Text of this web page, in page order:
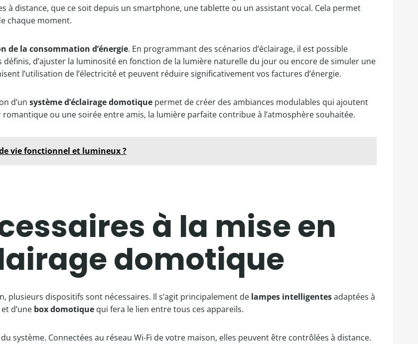
à distance, que ce soit depuis un smartphone, une tablette ou un assistant vocal. Cela permet
chaque moment.
de la consommation d’énergie. En programmant des scénarios d’éclairage, il est possible
d’ajuster la luminosité en fonction de la lumière naturelle du jour ou encore de simuler une
l’utilisation de l’électricité et peuvent réduire significativement vos factures d’énergie.
d’un système d’éclairage domotique permet de créer des ambiances modulables qui ajoutent
ou une soirée entre amis, la lumière parfaite contribue à l’atmosphère souhaitée.
vie fonctionnel et lumineux ?
à la mise en
domotique
dispositifs sont nécessaires. Il s’agit principalement de lampes intelligentesadaptées à
et d’une box domotique qui fera le lien entre tous ces appareils.
système. Connectées au réseau Wi-Fi de votre maison, elles peuvent être contrôlées à distance.